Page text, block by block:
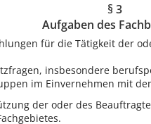
§ 3
Aufgaben des
für die Tätigkeit der
insbesondere
im Einvernehmen mit
der oder des